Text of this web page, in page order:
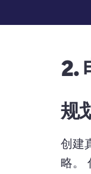
2.
规
创建
略。